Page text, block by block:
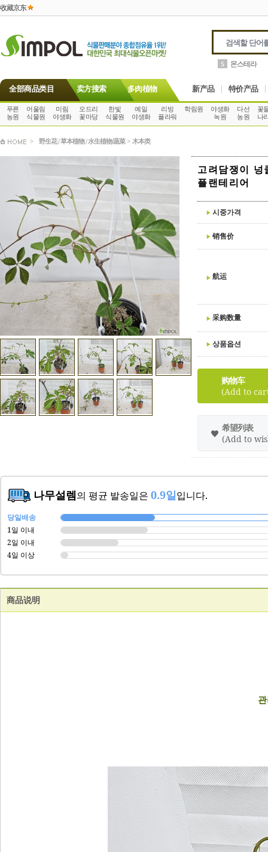
收藏京东
5 몬스테라
全部商品类目 卖方搜索 多肉植物 新产品 特价产品
푸른
농원
어울림
식물원
미림
야생화
오드리
꽃마당
한빛
식물원
예일
야생화
리빙
플라워
학림원
야생화
녹원
다선
농원
꽃
나
> 野生花 / 草本植物 / 水生植物/蔬菜 > 木本类
고려담쟁이
플랜테리어
시중가격
销售价
航运
采购数量
상품옵션
购物车
(Add to
希望列表
(Add to
나무설렘의 평균 발송일은 0.9일입니다.
당일배송
1일 이내
2일 이내
4일 이상
商品说明